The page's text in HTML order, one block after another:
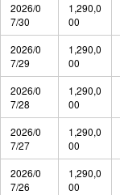
2026/0
7/30
1,290,0
00
2026/0
7/29
1,290,0
00
2026/0
7/28
1,290,0
00
2026/0
7/27
1,290,0
00
2026/0
7/26
1,290,0
00